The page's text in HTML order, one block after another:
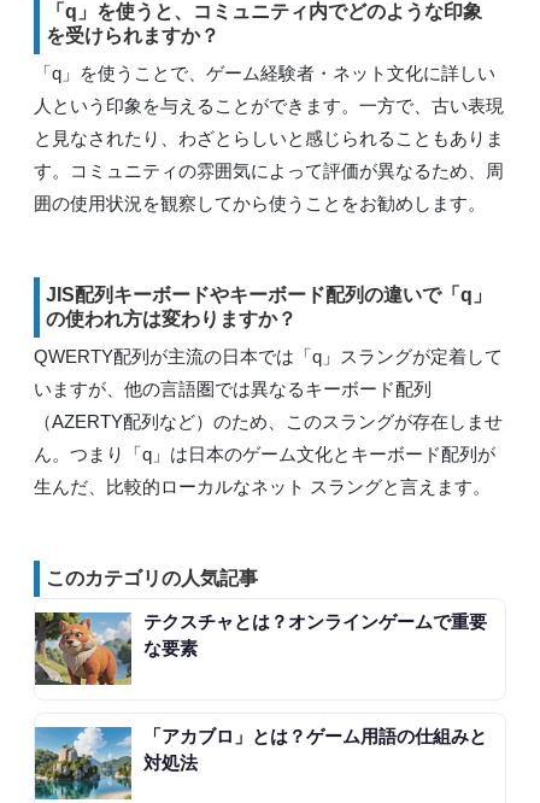
「q」を使うと、コミュニティ内でどのような印象
を受けられますか？
「q」を使うことで、ゲーム経験者・ネット文化に詳しい
人という印象を与えることができます。一方で、古い表現
と見なされたり、わざとらしいと感じられることもありま
す。コミュニティの雰囲気によって評価が異なるため、周
囲の使用状況を観察してから使うことをお勧めします。
JIS配列キーボードやキーボード配列の違いで「q」
の使われ方は変わりますか？
QWERTY配列が主流の日本では「q」スラングが定着して
いますが、他の言語圏では異なるキーボード配列
（AZERTY配列など）のため、このスラングが存在しませ
ん。つまり「q」は日本のゲーム文化とキーボード配列が
生んだ、比較的ローカルなネット スラングと言えます。
このカテゴリの人気記事
テクスチャとは？オンラインゲームで重要
な要素
「アカブロ」とは？ゲーム用語の仕組みと
対処法